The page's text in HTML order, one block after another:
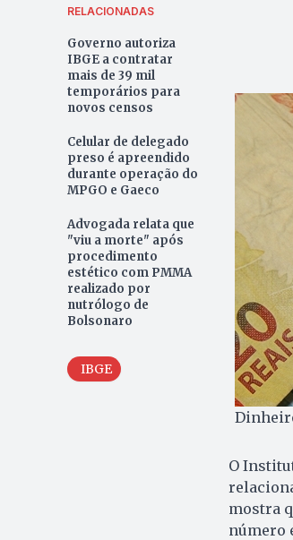
RELACIONADAS
Governo autoriza
IBGE a contratar
mais de 39 mil
temporários para
novos censos
Celular de delegado
preso é apreendido
durante operação do
MPGO e Gaeco
Advogada relata que
"viu a morte" após
procedimento
estético com PMMA
realizado por
nutrólogo de
Bolsonaro
IBGE
O
mostra
número